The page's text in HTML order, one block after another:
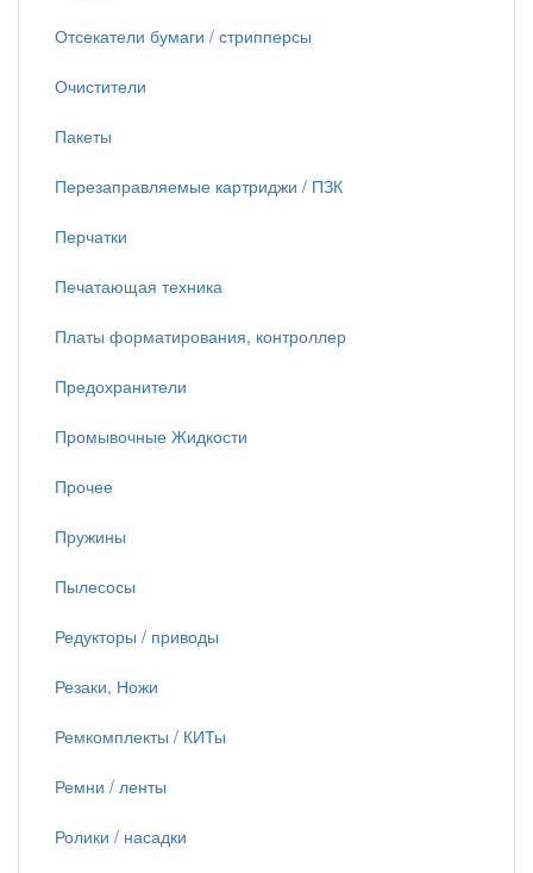
Отсекатели бумаги / стрипперсы
Очистители
Пакеты
Перезаправляемые картриджи / ПЗК
Перчатки
Печатающая техника
Платы форматирования, контроллер
Предохранители
Промывочные Жидкости
Прочее
Пружины
Пылесосы
Редукторы / приводы
Резаки, Ножи
Ремкомплекты / КИТы
Ремни / ленты
Ролики / насадки